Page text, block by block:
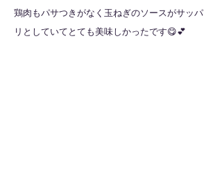
鶏肉もパサつきがなく玉ねぎのソースがサッパ
リとしていてとても美味しかったです😋💕